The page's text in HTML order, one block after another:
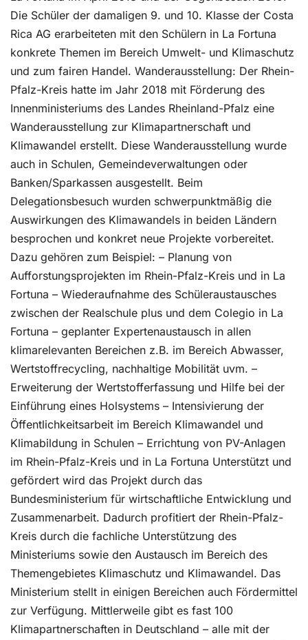
Die Schüler der damaligen 9. und 10. Klasse der Costa
Rica AG erarbeiteten mit den Schülern in La Fortuna
konkrete Themen im Bereich Umwelt- und Klimaschutz
und zum fairen Handel. Wanderausstellung: Der Rhein-
Pfalz-Kreis hatte im Jahr 2018 mit Förderung des
Innenministeriums des Landes Rheinland-Pfalz eine
Wanderausstellung zur Klimapartnerschaft und
Klimawandel erstellt. Diese Wanderausstellung wurde
auch in Schulen, Gemeindeverwaltungen oder
Banken/Sparkassen ausgestellt. Beim
Delegationsbesuch wurden schwerpunktmäßig die
Auswirkungen des Klimawandels in beiden Ländern
besprochen und konkret neue Projekte vorbereitet.
Dazu gehören zum Beispiel: – Planung von
Aufforstungsprojekten im Rhein-Pfalz-Kreis und in La
Fortuna – Wiederaufnahme des Schüleraustausches
zwischen der Realschule plus und dem Colegio in La
Fortuna – geplanter Expertenaustausch in allen
klimarelevanten Bereichen z.B. im Bereich Abwasser,
Wertstoffrecycling, nachhaltige Mobilität uvm. –
Erweiterung der Wertstofferfassung und Hilfe bei der
Einführung eines Holsystems – Intensivierung der
Öffentlichkeitsarbeit im Bereich Klimawandel und
Klimabildung in Schulen – Errichtung von PV-Anlagen
im Rhein-Pfalz-Kreis und in La Fortuna Unterstützt und
gefördert wird das Projekt durch das
Bundesministerium für wirtschaftliche Entwicklung und
Zusammenarbeit. Dadurch profitiert der Rhein-Pfalz-
Kreis durch die fachliche Unterstützung des
Ministeriums sowie den Austausch im Bereich des
Themengebietes Klimaschutz und Klimawandel. Das
Ministerium stellt in einigen Bereichen auch Fördermittel
zur Verfügung. Mittlerweile gibt es fast 100
Klimapartnerschaften in Deutschland – alle mit der